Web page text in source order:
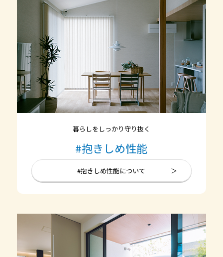
暮らしをしっかり守り抜く
#抱きしめ性能
#抱きしめ性能について